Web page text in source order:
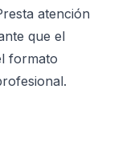
atención
que el
formato